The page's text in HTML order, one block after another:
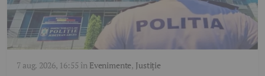
7 aug. 2026, 16:55 în Evenimente, Justiție